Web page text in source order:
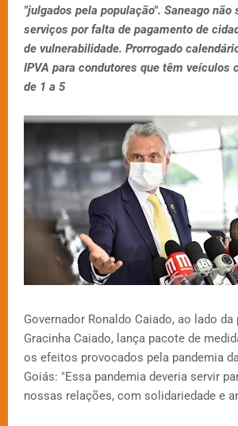
"julgados pela população". Saneago não
serviços por falta de pagamento de
de vulnerabilidade. Prorrogado
IPVA para condutores que têm veículos
de 1 a 5
Governador Ronaldo Caiado, ao lado da
Gracinha Caiado, lança pacote de
os efeitos provocados pela pandemia
Goiás: "Essa pandemia deveria servir
nossas relações, com solidariedade e